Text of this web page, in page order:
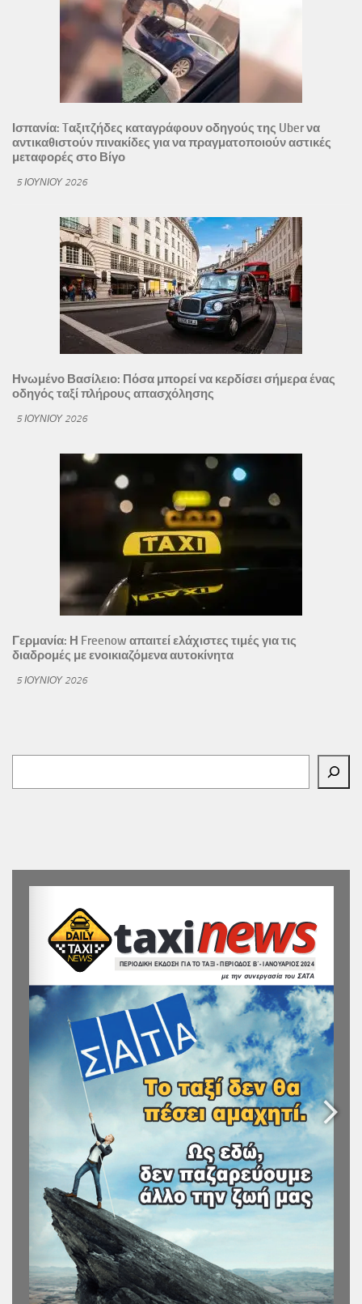
Ισπανία: Tαξιτζήδες καταγράφουν οδηγούς της Uber να
αντικαθιστούν πινακίδες για να πραγματοποιούν αστικές
μεταφορές στο Βίγο
5 ΙΟΥΝΊΟΥ 2026
Ηνωμένο Βασίλειο: Πόσα μπορεί να κερδίσει σήμερα ένας
οδηγός ταξί πλήρους απασχόλησης
5 ΙΟΥΝΊΟΥ 2026
Γερμανία: Η Freenow απαιτεί ελάχιστες τιμές για τις
διαδρομές με ενοικιαζόμενα αυτοκίνητα
5 ΙΟΥΝΊΟΥ 2026